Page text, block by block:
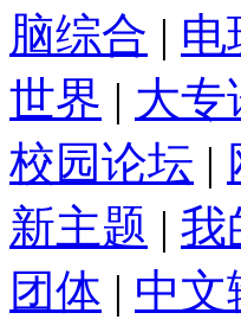
脑综合 | 电
世界 | 大专
校园论坛 |
新主题 | 我
团体 | 中文